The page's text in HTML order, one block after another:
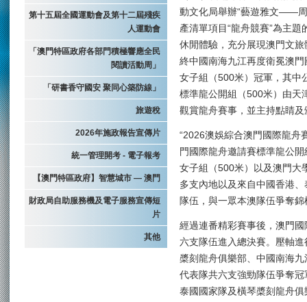
第十五屆全國運動會及第十二屆殘疾
人運動會
「澳門特區政府各部門積極響應全民
閱讀活動周」
「研書香守國安 聚同心築防線」
旅遊稅
2026年施政報告宣傳片
統一管理開考 - 電子報考
【澳門特區政府】智慧城市 — 澳門
財政局自助服務機及電子服務宣傳短
片
其他
動文化局舉辦“藝遊雅文——
產清單項目“龍舟競賽”為主
休閒體驗，充分展現澳門文
終中國南海九江再度衛冕澳
女子組（500米）冠軍，其中
標準龍公開組（500米）由天
觀賞龍舟賽事，並主持點睛及
“2026澳娛綜合澳門國際龍舟
門國際龍舟邀請賽標準龍公
女子組（500米）以及澳門大
多支內地以及來自中國香港
隊伍，與一眾本澳隊伍爭奪錦
經過連番精彩賽事後，澳門
六支隊伍進入總決賽。壓軸
槳刻龍舟俱樂部、中國南海
代表隊共六支強勁隊伍爭奪
泰國國家隊及橫琴槳刻龍舟